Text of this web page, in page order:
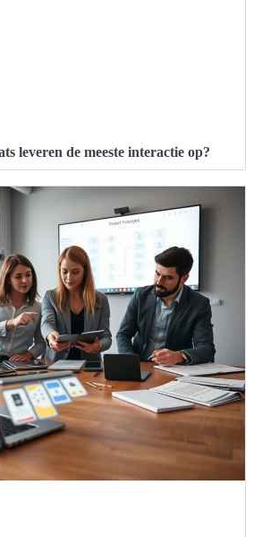
leveren de meeste interactie op?